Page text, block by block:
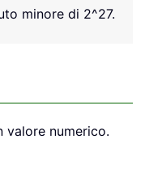
minore di 2^27.
valore numerico.